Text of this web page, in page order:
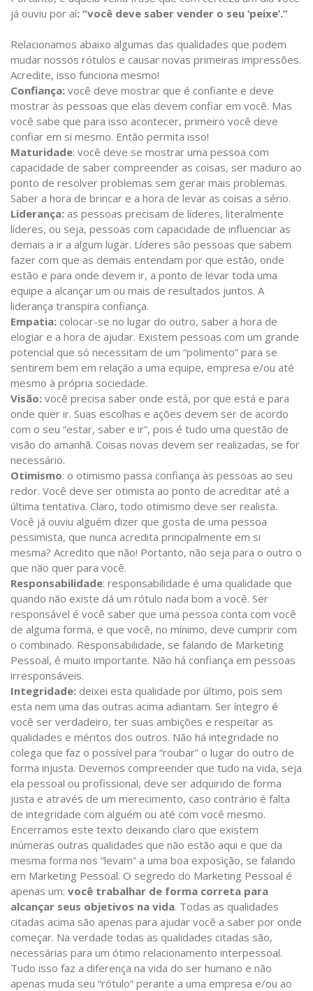
já ouviu por aí: “você deve saber vender o seu ‘peixe’.”
Relacionamos abaixo algumas das qualidades que podem
mudar nossos rótulos e causar novas primeiras impressões.
Acredite, isso funciona mesmo!
Confiança: você deve mostrar que é confiante e deve
mostrar às pessoas que elas devem confiar em você. Mas
você sabe que para isso acontecer, primeiro você deve
confiar em si mesmo. Então permita isso!
Maturidade: você deve se mostrar uma pessoa com
capacidade de saber compreender as coisas, ser maduro ao
ponto de resolver problemas sem gerar mais problemas.
Saber a hora de brincar e a hora de levar as coisas a sério.
Liderança: as pessoas precisam de líderes, literalmente
líderes, ou seja, pessoas com capacidade de influenciar as
demais a ir a algum lugar. Líderes são pessoas que sabem
fazer com que as demais entendam por que estão, onde
estão e para onde devem ir, a ponto de levar toda uma
equipe a alcançar um ou mais de resultados juntos. A
liderança transpira confiança.
Empatia: colocar-se no lugar do outro, saber a hora de
elogiar e a hora de ajudar. Existem pessoas com um grande
potencial que só necessitam de um “polimento” para se
sentirem bem em relação a uma equipe, empresa e/ou até
mesmo à própria sociedade.
Visão: você precisa saber onde está, por que está e para
onde quer ir. Suas escolhas e ações devem ser de acordo
com o seu “estar, saber e ir”, pois é tudo uma questão de
visão do amanhã. Coisas novas devem ser realizadas, se for
necessário.
Otimismo: o otimismo passa confiança às pessoas ao seu
redor. Você deve ser otimista ao ponto de acreditar até a
última tentativa. Claro, todo otimismo deve ser realista.
Você já ouviu alguém dizer que gosta de uma pessoa
pessimista, que nunca acredita principalmente em si
mesma? Acredito que não! Portanto, não seja para o outro o
que não quer para você.
Responsabilidade: responsabilidade é uma qualidade que
quando não existe dá um rótulo nada bom a você. Ser
responsável é você saber que uma pessoa conta com você
de alguma forma, e que você, no mínimo, deve cumprir com
o combinado. Responsabilidade, se falando de Marketing
Pessoal, é muito importante. Não há confiança em pessoas
irresponsáveis.
Integridade: deixei esta qualidade por último, pois sem
esta nem uma das outras acima adiantam. Ser íntegro é
você ser verdadeiro, ter suas ambições e respeitar as
qualidades e méritos dos outros. Não há integridade no
colega que faz o possível para “roubar” o lugar do outro de
forma injusta. Devemos compreender que tudo na vida, seja
ela pessoal ou profissional, deve ser adquirido de forma
justa e através de um merecimento, caso contrário é falta
de integridade com alguém ou até com você mesmo.
Encerramos este texto deixando claro que existem
inúmeras outras qualidades que não estão aqui e que da
mesma forma nos “levam” a uma boa exposição, se falando
em Marketing Pessoal. O segredo do Marketing Pessoal é
apenas um: você trabalhar de forma correta para
alcançar seus objetivos na vida. Todas as qualidades
citadas acima são apenas para ajudar você a saber por onde
começar. Na verdade todas as qualidades citadas são,
necessárias para um ótimo relacionamento interpessoal.
Tudo isso faz a diferença na vida do ser humano e não
apenas muda seu “rótulo” perante a uma empresa e/ou ao